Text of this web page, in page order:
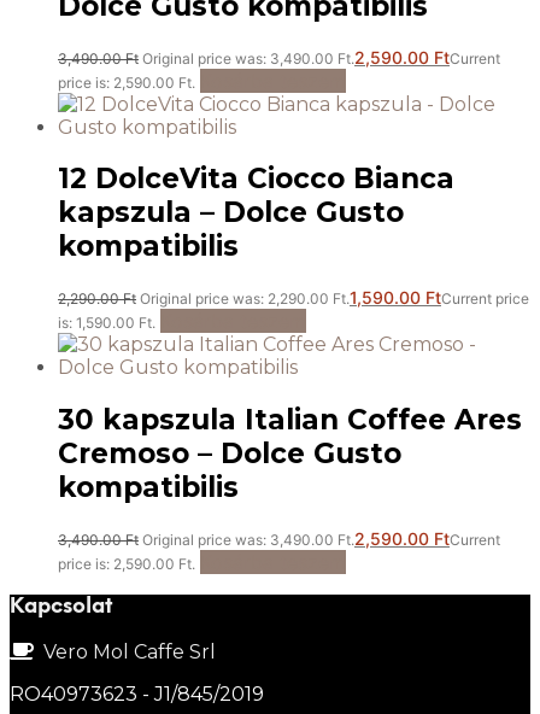
3,490.00Ft Original price was: 3,490.00 Ft.2,590.00 FtCurrent
price is: 2,590.00 Ft.
12 DolceVita Ciocco Bianca
kapszula – Dolce Gusto
kompatibilis
2,290.00Ft Original price was: 2,290.00 Ft.1,590.00 FtCurrent price
is: 1,590.00 Ft.
30 kapszula Italian Coffee Ares
Cremoso – Dolce Gusto
kompatibilis
3,490.00Ft Original price was: 3,490.00 Ft.2,590.00 FtCurrent
price is: 2,590.00 Ft.
Kapcsolat
Vero Mol Caffe Srl
RO40973623 - J1/845/2019